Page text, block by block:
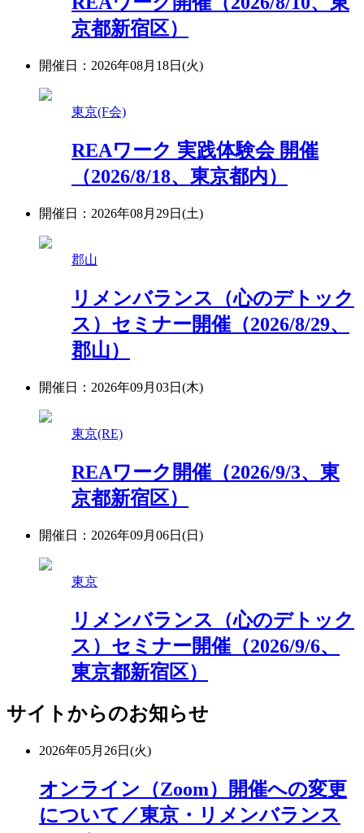
京都新宿区）
開催日：2026年08月18日(火)
東京(F会)
REAワーク 実践体験会 開催
（2026/8/18、東京都内）
開催日：2026年08月29日(土)
郡山
リメンバランス（心のデトック
ス）セミナー開催（2026/8/29、
郡山）
開催日：2026年09月03日(木)
東京(RE)
REAワーク開催（2026/9/3、東
京都新宿区）
開催日：2026年09月06日(日)
東京
リメンバランス（心のデトック
ス）セミナー開催（2026/9/6、
東京都新宿区）
サイトからのお知らせ
2026年05月26日(火)
オンライン（Zoom）開催への変更
について／東京・リメンバランス